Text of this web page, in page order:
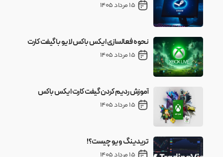
15 مرداد 1405
نحوه فعالسازی ایکس باکس لایو با گیفت کارت
15 مرداد 1405
آموزش ردیم کردن گیفت کارت ایکس باکس
15 مرداد 1405
تریدینگ ویو چیست؟!